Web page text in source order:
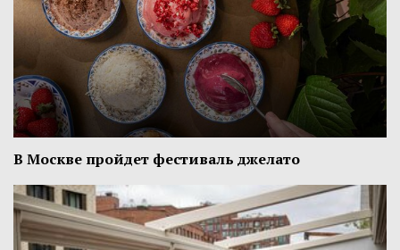
В Москве пройдет фестиваль джелато